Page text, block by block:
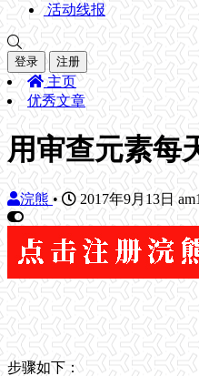
活动线报
登录 注册
主页
优秀文章
用审查元素每
浣熊• 2017年9月13日
步骤如下：